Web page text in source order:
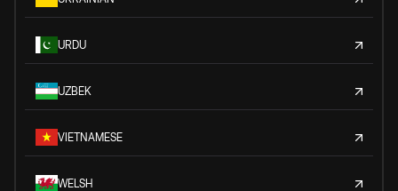
URDU
UZBEK
VIETNAMESE
WELSH